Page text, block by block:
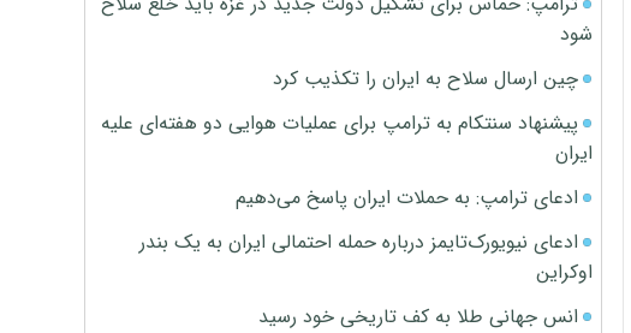
شود
چین ارسال سلاح به ایران را تکذیب کرد
پیشنهاد سنتکام به ترامپ برای عملیات هوایی دو هفته‌ای علیه
ایران
ادعای ترامپ: به حملات ایران پاسخ می‌دهیم
ادعای نیویورک‌تایمز درباره حمله احتمالی ایران به یک بندر
اوکراین
انس جهانی طلا به کف تاریخی خود رسید